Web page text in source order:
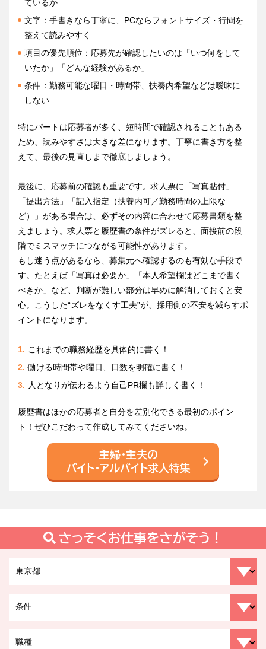
ているか
文字：手書きなら丁寧に、PCならフォントサイズ・行間を
整えて読みやすく
項目の優先順位：応募先が確認したいのは「いつ何をして
いたか」「どんな経験があるか」
条件：勤務可能な曜日・時間帯、扶養内希望などは曖昧に
しない
特にパートは応募者が多く、短時間で確認されることもある
ため、読みやすさは大きな差になります。丁寧に書き方を整
えて、最後の見直しまで徹底しましょう。
最後に、応募前の確認も重要です。求人票に「写真貼付」
「提出方法」「記入指定（扶養内可／勤務時間の上限な
ど）」がある場合は、必ずその内容に合わせて応募書類を整
えましょう。求人票と履歴書の条件がズレると、面接前の段
階でミスマッチにつながる可能性があります。
もし迷う点があるなら、募集元へ確認するのも有効な手段で
す。たとえば「写真は必要か」「本人希望欄はどこまで書く
べきか」など、判断が難しい部分は早めに解消しておくと安
心。こうした“ズレをなくす工夫”が、採用側の不安を減らすポ
イントになります。
これまでの職務経歴を具体的に書く！
働ける時間帯や曜日、日数を明確に書く！
人となりが伝わるよう自己PR欄も詳しく書く！
履歴書はほかの応募者と自分を差別化できる最初のポイン
ト！ぜひこだわって作成してみてくださいね。
主婦・主夫の
バイト・アルバイト求人特集
さっそくお仕事をさがそう！